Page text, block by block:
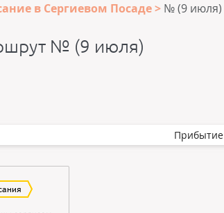
в Сергиевом Посаде № (9 июля)
№ (9 июля)
Прибытие